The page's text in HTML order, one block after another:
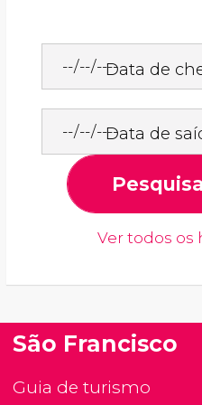
Data de
Data de
Ver todos os
São Francisco
Guia de turismo